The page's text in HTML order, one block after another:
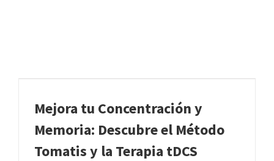
Mejora tu Concentración y
Memoria: Descubre el Método
Tomatis y la Terapia tDCS